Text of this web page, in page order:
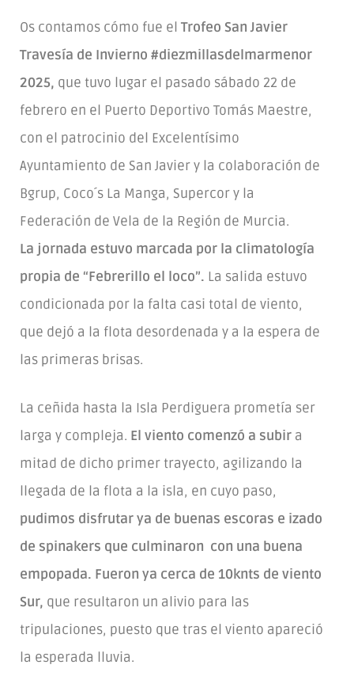
Os contamos cómo fue el Trofeo San Javier
Travesía de Invierno #diezmillasdelmarmenor
2025, que tuvo lugar el pasado sábado 22 de
febrero en el Puerto Deportivo Tomás Maestre,
con el patrocinio del Excelentísimo
Ayuntamiento de San Javier y la colaboración de
Bgrup, Coco´s La Manga, Supercor y la
Federación de Vela de la Región de Murcia.
La jornada estuvo marcada por la climatología
propia de “Febrerillo el loco”. La salida estuvo
condicionada por la falta casi total de viento,
que dejó a la flota desordenada y a la espera de
las primeras brisas.
La ceñida hasta la Isla Perdiguera prometía ser
larga y compleja. El viento comenzó a subir a
mitad de dicho primer trayecto, agilizando la
llegada de la flota a la isla, en cuyo paso,
pudimos disfrutar ya de buenas escoras e izado
de spinakers que culminaron con una buena
empopada. Fueron ya cerca de 10knts de viento
Sur, que resultaron un alivio para las
tripulaciones, puesto que tras el viento apareció
la esperada lluvia.